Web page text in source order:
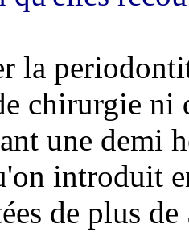
la
chirurgie ni
une demi
introduit
de plus